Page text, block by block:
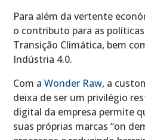
Para além da vertente
o contributo para as
Transição Climática, bem
Indústria 4.0.
Com aWonder Raw, a
deixa de ser um privilégio
digital da empresa permite
suas próprias marcas “on